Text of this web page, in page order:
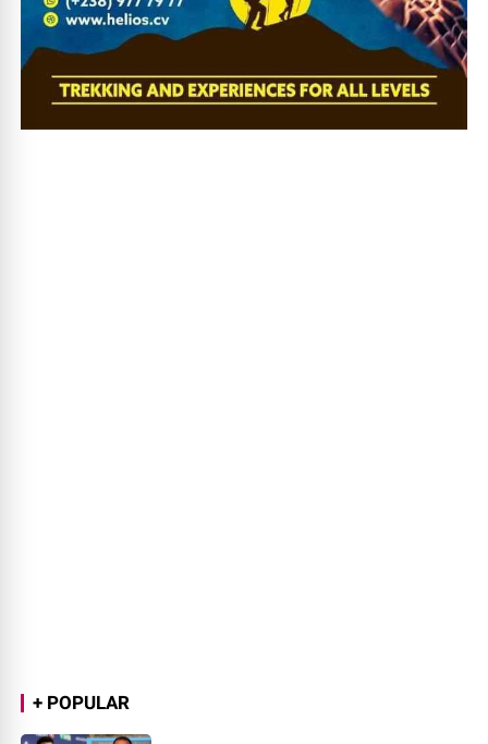
+ POPULAR